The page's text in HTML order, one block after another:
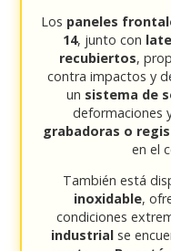
Los paneles
14, junto con
recubiertos,
contra impactos y
un sistema de
deformaciones
grabadoras o
en el
También está
inoxidable,
condiciones
industrial se